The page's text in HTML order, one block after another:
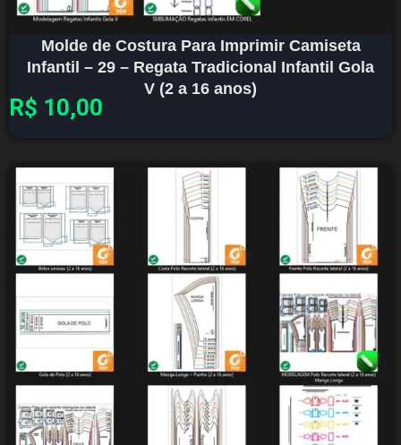
Molde de Costura Para Imprimir Camiseta
Infantil – 29 – Regata Tradicional Infantil Gola
V (2 a 16 anos)
R$ 10,00